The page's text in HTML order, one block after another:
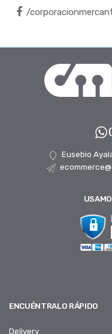
/
Eusebio
ENCUÉNTRALO RÁPIDO
Delivery